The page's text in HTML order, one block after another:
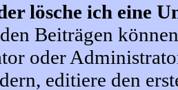
lösche ich eine
Beiträgen
oder
editiere den